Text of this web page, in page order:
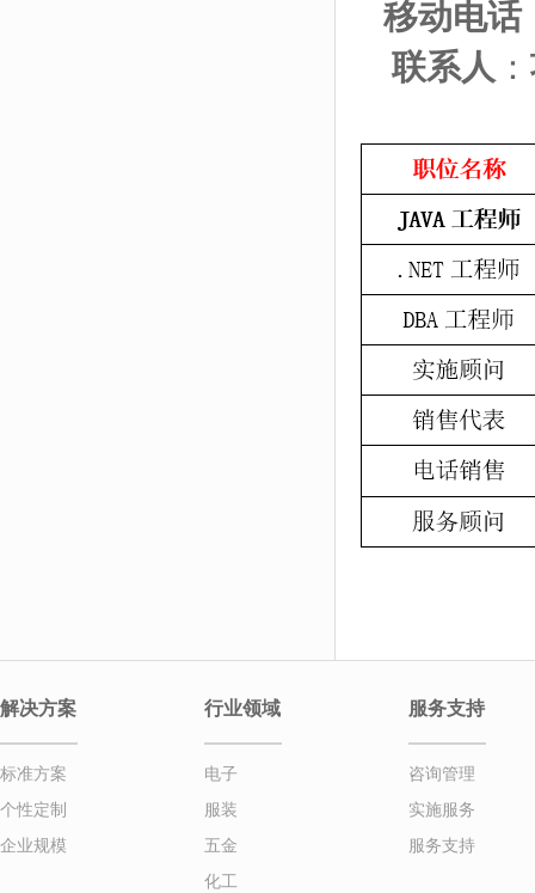
移动电话
联系人 ：
解决方案
标准方案
个性定制
企业规模
行业领域
电子
服装
五金
化工
服务支持
咨询管理
实施服务
服务支持